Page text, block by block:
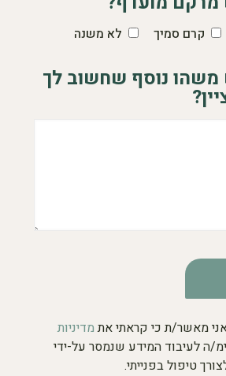
קרם סמיך לא משנה
משהו נוסף שחשוב לך
מאשר/ת כי קראתי אתמדיניות
ה לעיבוד המידע שנמסר על-ידי
טיפול בפנייתי.